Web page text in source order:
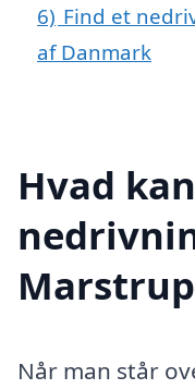
6) Find et
af Danmark
Hvad
Når man står